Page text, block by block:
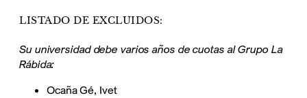
LISTADO DE EXCLUIDOS:
Su universidad debe varios años de cuotas al Grupo La
Rábida:
Ocaña Gé, Ivet